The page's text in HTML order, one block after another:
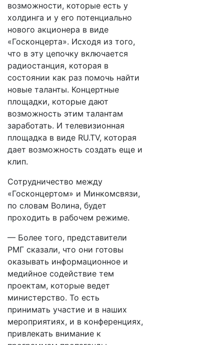
возможности, которые есть у
холдинга и у его потенциально
нового акционера в виде
«Госконцерта». Исходя из того,
что в эту цепочку включается
радиостанция, которая в
состоянии как раз помочь найти
новые таланты. Концертные
площадки, которые дают
возможность этим талантам
заработать. И телевизионная
площадка в виде RU.TV, которая
дает возможность создать еще и
клип.
Сотрудничество между
«Госконцертом» и Минкомсвязи,
по словам Волина, будет
проходить в рабочем режиме.
— Более того, представители
РМГ сказали, что они готовы
оказывать информационное и
медийное содействие тем
проектам, которые ведет
министерство. То есть
принимать участие и в наших
мероприятиях, и в конференциях,
привлекать внимание к